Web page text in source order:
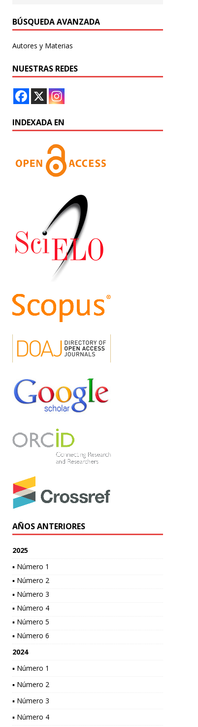
BÚSQUEDA AVANZADA
Autores y Materias
NUESTRAS REDES
INDEXADA EN
AÑOS ANTERIORES
2025
▪ Número 1
▪ Número 2
▪ Número 3
▪ Número 4
▪ Número 5
▪ Número 6
2024
▪ Número 1
▪ Número 2
▪ Número 3
▪ Número 4